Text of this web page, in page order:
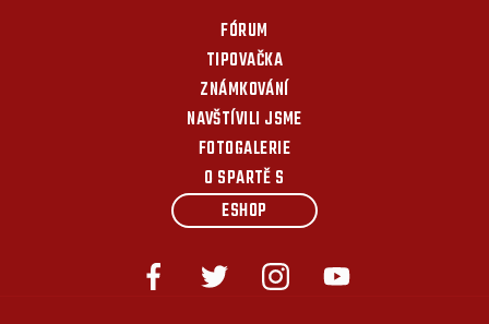
FÓRUM
TIPOVAČKA
ZNÁMKOVÁNÍ
NAVŠTÍVILI JSME
FOTOGALERIE
O SPARTĚ S
ESHOP